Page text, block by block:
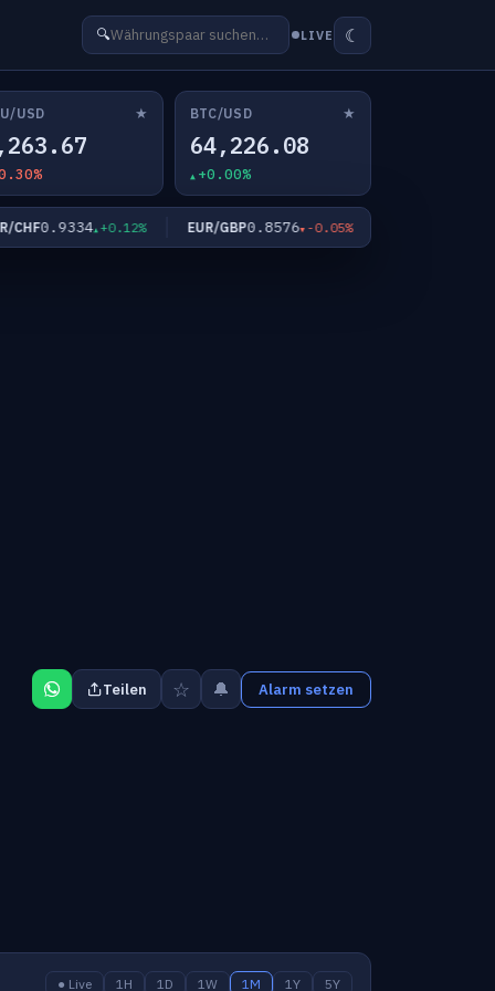
🔍 LIVE ☾
USD ★ BTC/USD ★
64,226.08
+0.00%
0.9334 +0.12% EUR/GBP0.8576 -0.05%
Teilen ☆ 🔔 Alarm setzen
● Live 1H 1D 1W 1M 1Y 5Y